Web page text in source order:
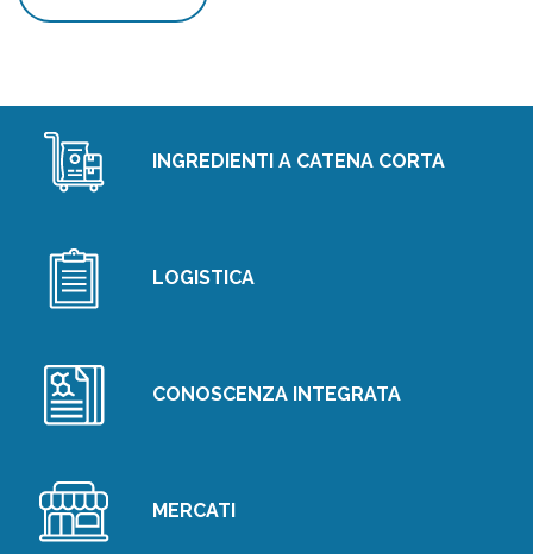
INGREDIENTI A CATENA CORTA
LOGISTICA
CONOSCENZA INTEGRATA
MERCATI